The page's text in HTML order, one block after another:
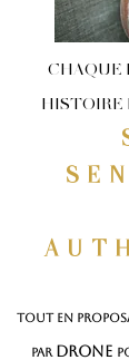
CHAQUE
HISTOIRE
tout en
par drone